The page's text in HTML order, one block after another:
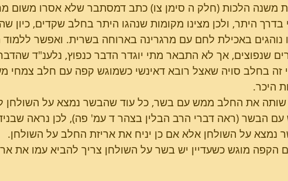
משנה הלכות (חלק ה סימן צו) כתב דמסתבר שלא אסרו משום
בדרך היתר, ולכן מצינו מקומות שנהגו היתר בחלב שקדים, כיון
נוהגים באכילת לחם עם מרגרינה בארוחה בשרית. ואפשר
שנפוצים, אך לא התבאר מתי יוגדר הדבר כנפוץ, נלענ"ד
זה בחלב סויה שאצל רובא דאינשי כשמוגש קפה עם חלב צמחי
היכר.
שותה את החלב ממש עם בשר, כל עוד שהבשר נמצא על השולחן
הבשר (ראה דברי הרב הבלין בצהר ד עמ' פה), לכן נראה
נמצא על השולחן אלא אם כן יניח את אריזת החלב על השולחן.
הקפה מוגש כשעדיין יש בשר על השולחן צריך להביא עמו את